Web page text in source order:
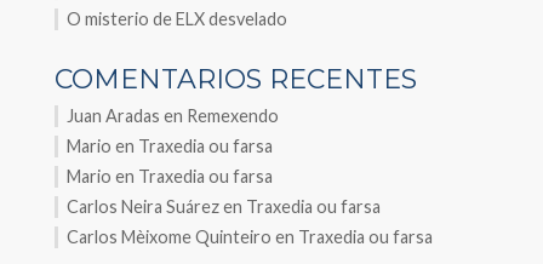
O misterio de ELX desvelado
COMENTARIOS RECENTES
Juan Aradas en Remexendo
Mario en Traxedia ou farsa
Mario en Traxedia ou farsa
Carlos Neira Suárezen Traxedia ou farsa
Carlos Mèixome Quinteiro en Traxedia ou farsa